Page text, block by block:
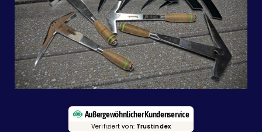
Außergewöhnlicher Kundenservice
Verifiziert von: Trustindex